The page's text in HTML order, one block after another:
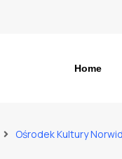
Home
Ośrodek Kultury